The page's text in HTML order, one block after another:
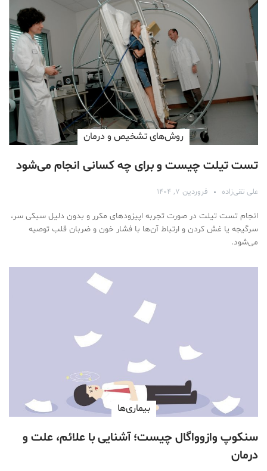
روش‌های تشخیص و درمان
تست تیلت چیست و برای چه کسانی انجام می‌شود
علی تقی‌زاده فروردین ۷, ۱۴۰۴
انجام تست تیلت در صورت تجربه اپیزودهای مکرر و بدون دلیل سبکی سر،
سرگیجه یا غش کردن و ارتباط آن‌ها با فشار خون و ضربان قلب توصیه
می‌شود.
بیماری‌ها
سنکوپ وازوواگال چیست؛ آشنایی با علائم، علت و
درمان